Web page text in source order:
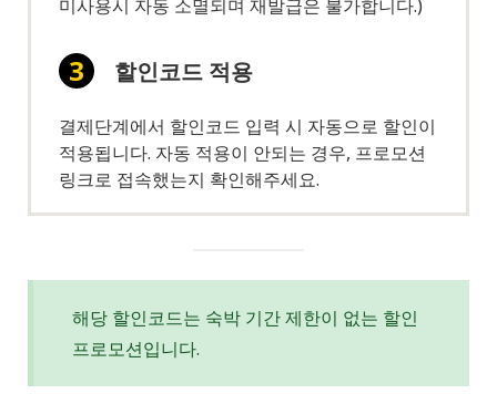
미사용시 자동 소멸되며 재발급은 불가합니다.)
할인코드 적용
결제단계에서 할인코드 입력 시 자동으로 할인이
적용됩니다. 자동 적용이 안되는 경우, 프로모션
링크로 접속했는지 확인해주세요.
해당 할인코드는 숙박 기간 제한이 없는 할인
프로모션입니다.